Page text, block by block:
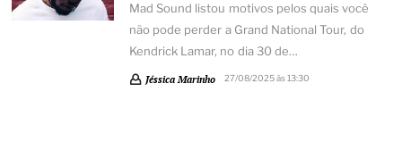
Mad Sound listou motivos pelos quais você
não pode perder a Grand National Tour, do
Kendrick Lamar, no dia 30 de…
Jéssica Marinho 27/08/2025 às 13:30